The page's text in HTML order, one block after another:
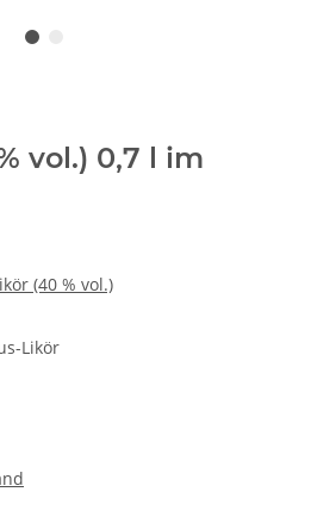
vol.) 0,7 l im
(40 % vol.)
Likör